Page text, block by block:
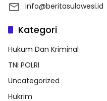
info@beritasulawesi.id
Kategori
Hukum Dan Kriminal
TNI POLRI
Uncategorized
Hukrim